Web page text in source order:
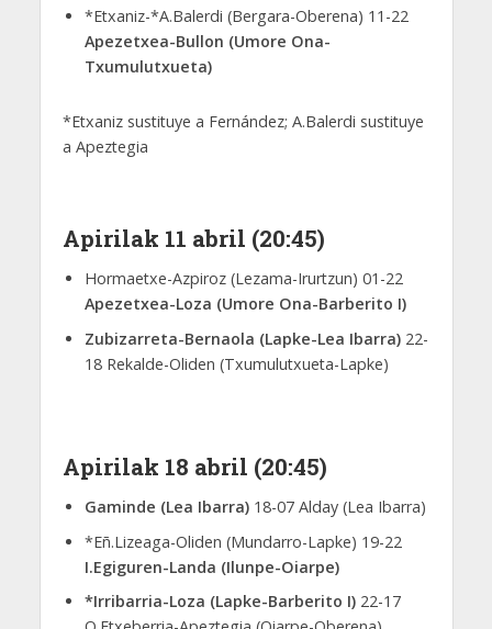
*Etxaniz-*A.Balerdi (Bergara-Oberena) 11-22
Apezetxea-Bullon (Umore Ona-
Txumulutxueta)
*Etxaniz sustituye a Fernández; A.Balerdi sustituye
a Apeztegia
Apirilak 11 abril (20:45)
Hormaetxe-Azpiroz (Lezama-Irurtzun) 01-22
Apezetxea-Loza (Umore Ona-Barberito I)
Zubizarreta-Bernaola (Lapke-Lea Ibarra)22-
18 Rekalde-Oliden (Txumulutxueta-Lapke)
Apirilak 18 abril (20:45)
Gaminde (Lea Ibarra)18-07 Alday (Lea Ibarra)
*Eñ.Lizeaga-Oliden (Mundarro-Lapke) 19-22
I.Egiguren-Landa (Ilunpe-Oiarpe)
*Irribarria-Loza (Lapke-Barberito I)22-17